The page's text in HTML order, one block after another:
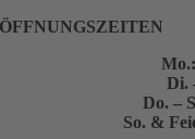
ÖFFNUNGSZEITEN
Mo.:
Di.
Do. –
So. &